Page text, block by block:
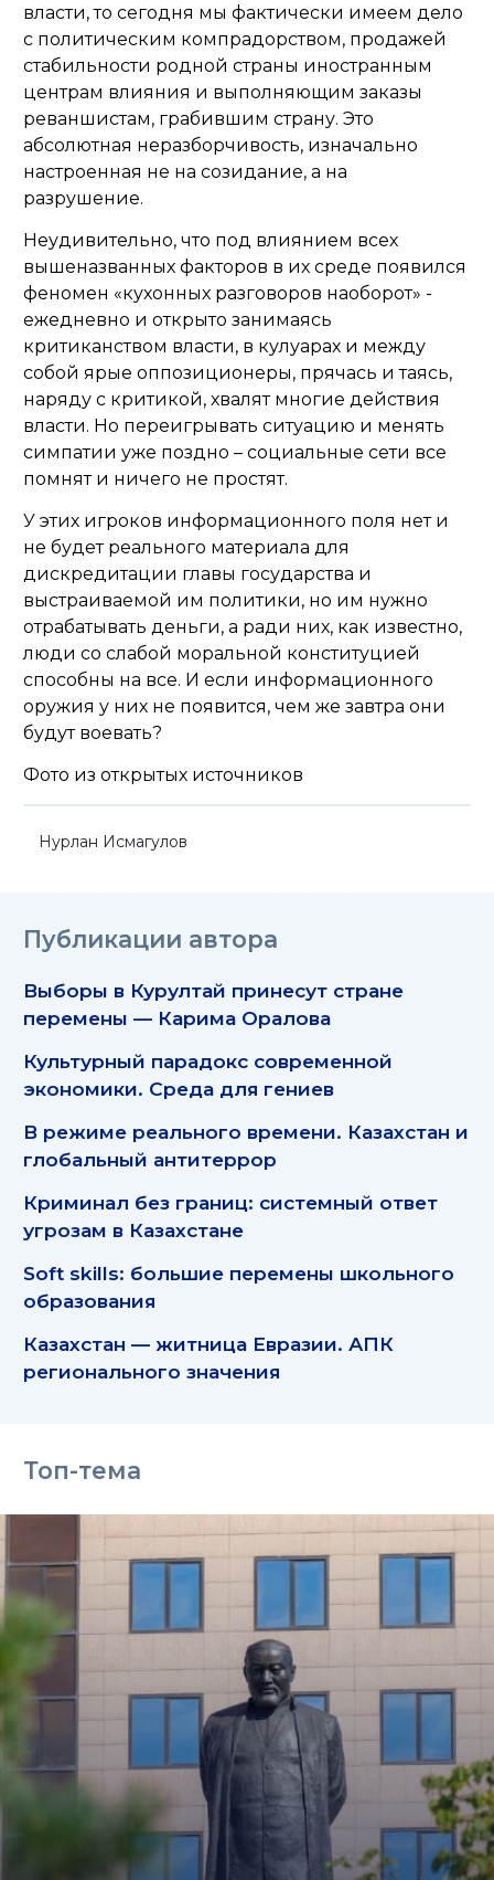
власти, то сегодня мы фактически имеем дело
с политическим компрадорством, продажей
стабильности родной страны иностранным
центрам влияния и выполняющим заказы
реваншистам, грабившим страну. Это
абсолютная неразборчивость, изначально
настроенная не на созидание, а на
разрушение.
Неудивительно, что под влиянием всех
вышеназванных факторов в их среде появился
феномен «кухонных разговоров наоборот» -
ежедневно и открыто занимаясь
критиканством власти, в кулуарах и между
собой ярые оппозиционеры, прячась и таясь,
наряду с критикой, хвалят многие действия
власти. Но переигрывать ситуацию и менять
симпатии уже поздно – социальные сети все
помнят и ничего не простят.
У этих игроков информационного поля нет и
не будет реального материала для
дискредитации главы государства и
выстраиваемой им политики, но им нужно
отрабатывать деньги, а ради них, как известно,
люди со слабой моральной конституцией
способны на все. И если информационного
оружия у них не появится, чем же завтра они
будут воевать?
Фото из открытых источников
Нурлан Исмагулов
Публикации автора
Выборы в Курултай принесут стране
перемены — Карима Оралова
Культурный парадокс современной
экономики. Среда для гениев
В режиме реального времени. Казахстан и
глобальный антитеррор
Криминал без границ: системный ответ
угрозам в Казахстане
Soft skills: большие перемены школьного
образования
Казахстан — житница Евразии. АПК
регионального значения
Топ-тема